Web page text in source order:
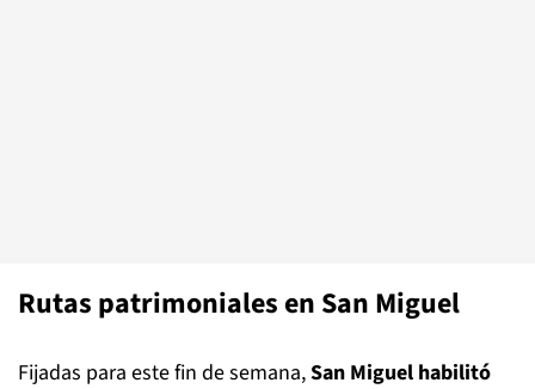
Rutas patrimoniales en San Miguel
Fijadas para este fin de semana,San Miguel habilitó